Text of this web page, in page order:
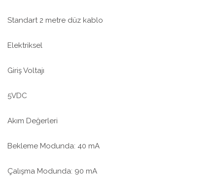
Standart 2 metre düz kablo
Elektriksel
Giriş Voltajı
5VDC
Akım Değerleri
Bekleme Modunda: 40 mA
Çalışma Modunda: 90 mA